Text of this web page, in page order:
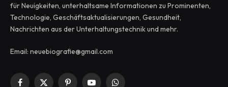
für Neuigkeiten, unterhaltsame Informationen zu Prominenten,
Technologie, Geschäftsaktualisierungen, Gesundheit,
Nachrichten aus der Unterhaltungstechnik und mehr.
Email: neuebiografie@gmail.com